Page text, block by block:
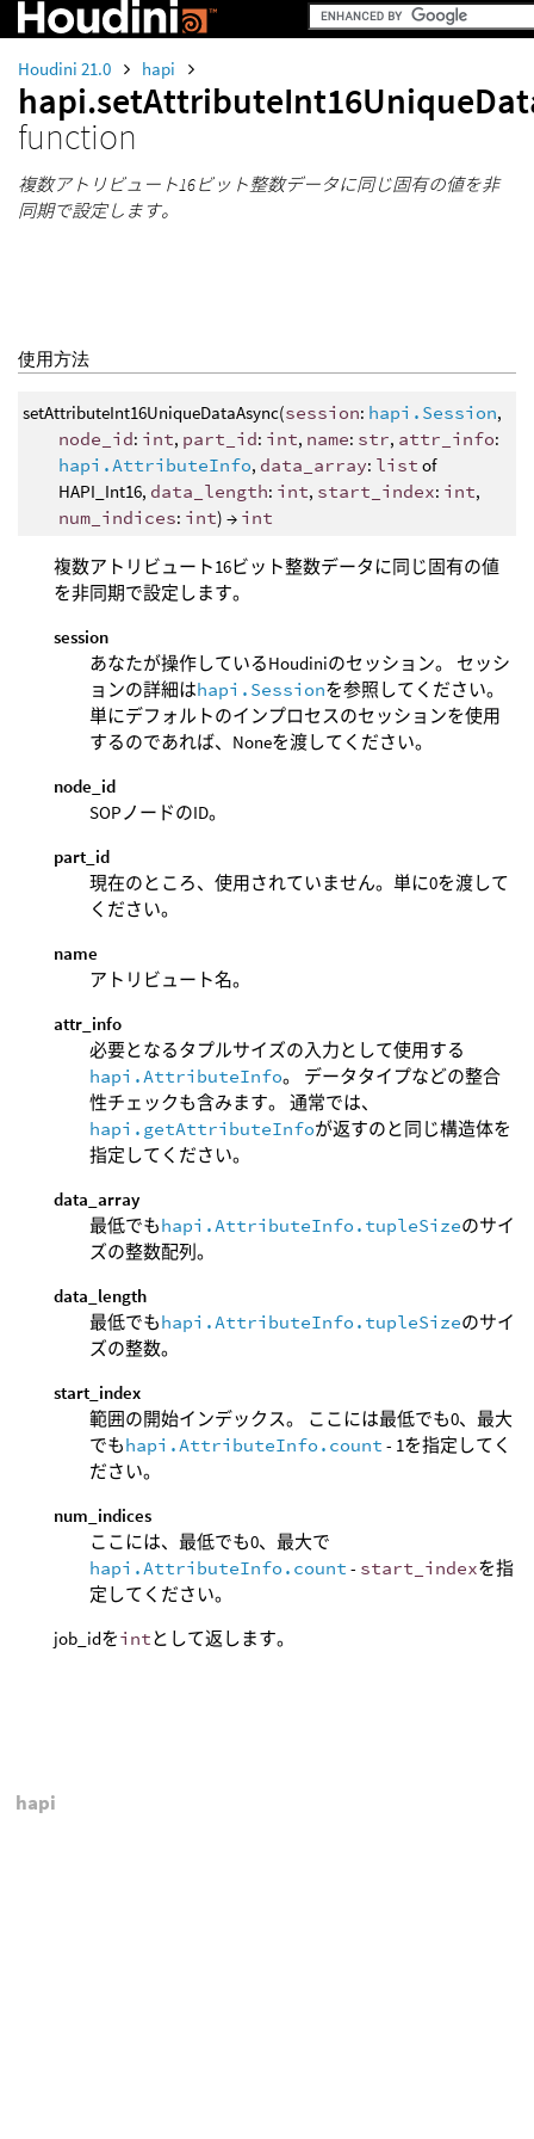
Houdini 21.0 hapi
function
複数アトリビュート16ビット整数データに同じ固有の値を非
同期で設定します。
使用方法
setAttributeInt16UniqueDataAsync(session: hapi.Session,
node_id: int, part_id: int, name: str, attr_info:
hapi.AttributeInfo, data_array: list of
HAPI_Int16, data_length: int, start_index: int,
num_indices: int) → int
複数アトリビュート16ビット整数データに同じ固有の値
を非同期で設定します。
session
あなたが操作しているHoudiniのセッション。 セッシ
ョンの詳細はhapi.Sessionを参照してください。
単にデフォルトのインプロセスのセッションを使用
するのであれば、Noneを渡してください。
node_id
SOPノードのID。
part_id
現在のところ、使用されていません。単に0を渡して
ください。
name
アトリビュート名。
attr_info
必要となるタプルサイズの入力として使用する
hapi.AttributeInfo。 データタイプなどの整合
性チェックも含みます。 通常では、
hapi.getAttributeInfoが返すのと同じ構造体を
指定してください。
data_array
最低でもhapi.AttributeInfo.tupleSizeのサイ
ズの整数配列。
data_length
最低でもhapi.AttributeInfo.tupleSizeのサイ
ズの整数。
start_index
範囲の開始インデックス。 ここには最低でも0、最大
でもhapi.AttributeInfo.count - 1を指定してく
ださい。
num_indices
ここには、最低でも0、最大で
hapi.AttributeInfo.count - start_indexを指
定してください。
job_idをintとして返します。
hapi